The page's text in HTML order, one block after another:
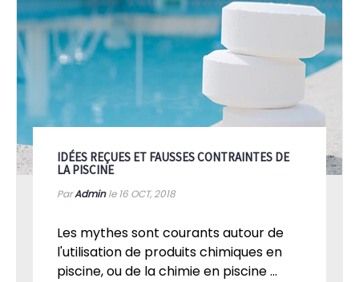
IDÉES REÇUES ET FAUSSES CONTRAINTES DE
LA PISCINE
ParAdminle 16 OCT, 2018
Les mythes sont courants autour de
l'utilisation de produits chimiques en
piscine, ou de la chimie en piscine ...